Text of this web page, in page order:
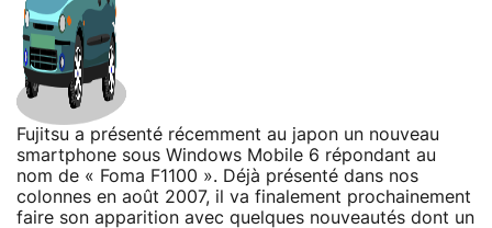
Fujitsu a présenté récemment au japon un nouveau
smartphone sous Windows Mobile 6 répondant au
nom de « Foma F1100 ». Déjà présenté dans nos
colonnes en août 2007, il va finalement prochainement
faire son apparition avec quelques nouveautés dont un